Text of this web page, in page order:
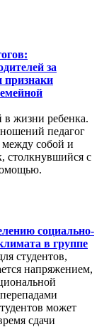
за
признаки
в жизни ребенка.
педагог
между собой и
столкнувшийся с
социально-
в группе
студентов,
напряжением,
может
сдачи